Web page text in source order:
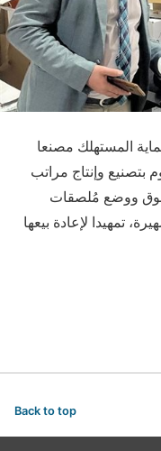
حماية المستهلك مصنعا
وإنتاج مراتب
ووضع مُلصقات
تمهيدا لإعادة بيعها
Back to top